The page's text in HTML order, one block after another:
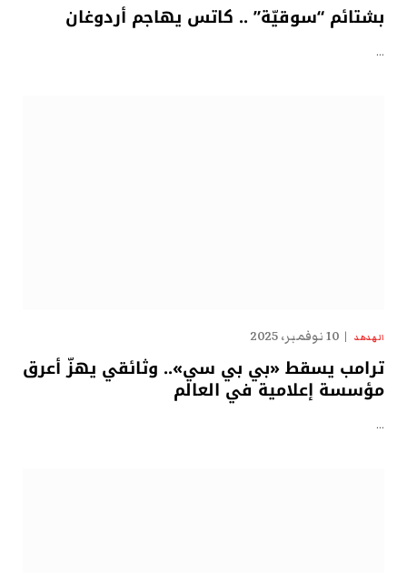
بشتائم “سوقيّة” .. كاتس يهاجم أردوغان
…
الهدهد 10 نوفمبر، 2025
ترامب يسقط «بي بي سي».. وثائقي يهزّ أعرق
مؤسسة إعلامية في العالم
…